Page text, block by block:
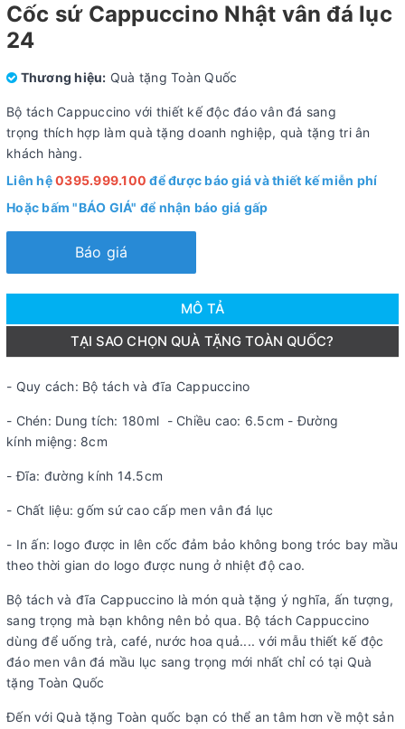
Cốc sứ Cappuccino Nhật vân đá lục
24
Thương hiệu: Quà tặng Toàn Quốc
Bộ tách Cappuccino với thiết kế độc đáo vân đá sang
trọng thích hợp làm quà tặng doanh nghiệp, quà tặng tri ân
khách hàng.
Liên hệ0395.999.100 để được báo giá và thiết kế miễn phí
Hoặc bấm "BÁO GIÁ" để nhận báo giá gấp
Báo giá
MÔ TẢ
TẠI SAO CHỌN QUÀ TẶNG TOÀN QUỐC?
- Quy cách: Bộ tách và đĩa Cappuccino
- Chén: Dung tích: 180ml - Chiều cao: 6.5cm - Đường
kính miệng: 8cm
- Đĩa: đường kính 14.5cm
- Chất liệu: gốm sứ cao cấp men vân đá lục
- In ấn: logo được in lên cốc đảm bảo không bong tróc bay mầu
theo thời gian do logo được nung ở nhiệt độ cao.
Bộ tách và đĩa Cappuccino là món quà tặng ý nghĩa, ấn tượng,
sang trọng mà bạn không nên bỏ qua. Bộ tách Cappuccino
dùng để uống trà, café, nước hoa quả.... với mẫu thiết kế độc
đáo men vân đá mầu lục sang trọng mới nhất chỉ có tại Quà
tặng Toàn Quốc
Đến với Quà tặng Toàn quốc bạn có thể an tâm hơn về một sản